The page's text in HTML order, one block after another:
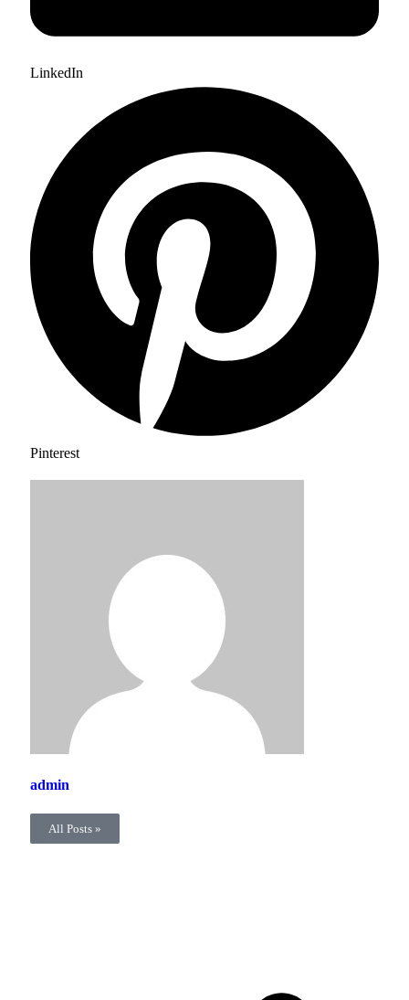
LinkedIn
Pinterest
admin
All Posts »